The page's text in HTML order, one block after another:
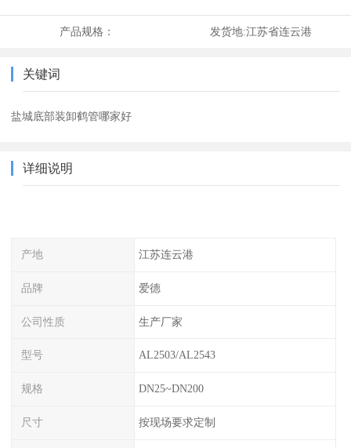
产品规格： 发货地:江苏省连云港
关键词
盐城底部装卸鹤管哪家好
详细说明
产地 江苏连云港
品牌 爱德
公司性质 生产厂家
型号 AL2503/AL2543
规格 DN25~DN200
尺寸 按现场要求定制